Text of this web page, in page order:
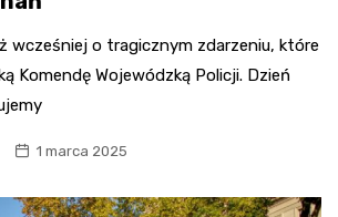
wcześniej o tragicznym zdarzeniu, które
Komendę Wojewódzką Policji. Dzień
1 marca 2025